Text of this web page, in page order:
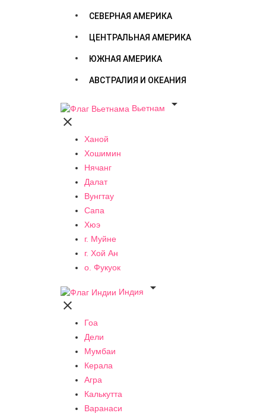
СЕВЕРНАЯ АМЕРИКА
ЦЕНТРАЛЬНАЯ АМЕРИКА
ЮЖНАЯ АМЕРИКА
АВСТРАЛИЯ И ОКЕАНИЯ
Вьетнам


Ханой
Хошимин
Нячанг
Далат
Вунгтау
Сапа
Хюэ
г. Муйне
г. Хой Ан
о. Фукуок
Индия


Гоа
Дели
Мумбаи
Керала
Агра
Калькутта
Варанаси